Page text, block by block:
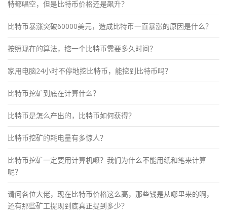
特都唱空，但是比特币价格还是飙升？
比特币暴涨突破60000美元，造成比特币一直暴涨的原因是什么？
按照现在的算法，挖一个比特币需要多久时间？
家用电脑24小时不停地挖比特币，能挖到比特币吗？
比特币挖矿到底在计算什么？
比特币是怎么产出的，比特币如何获得？
比特币挖矿的耗电量有多惊人？
比特币挖矿一定要用计算机嚒？我们为什么不能用纸和笔来计算
呢？
请问各位大佬，现在比特币价格这么高，那些钱是从哪里来的啊，
还有那些矿工提现到底真正提到多少？